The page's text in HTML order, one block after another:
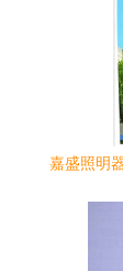
嘉盛照明